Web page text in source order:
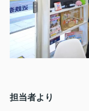
担当者より